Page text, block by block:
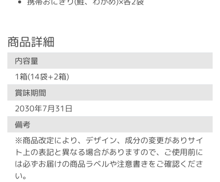
商品詳細
内容量
1箱(14袋+2箱)
賞味期間
2030年7月31日
備考
※商品改定により、デザイン、成分の変更がありサイ
ト上の表記と異なる場合がありますので、ご使用前に
は必ずお届けの商品ラベルや注意書きをご確認くださ
い。